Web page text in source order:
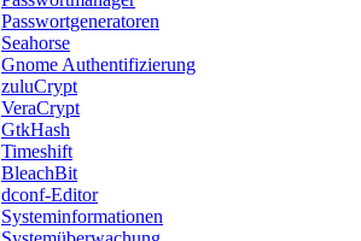
Passwortgeneratoren
Seahorse
Gnome Authentifizierung
zuluCrypt
VeraCrypt
GtkHash
Timeshift
BleachBit
dconf-Editor
Systeminformationen